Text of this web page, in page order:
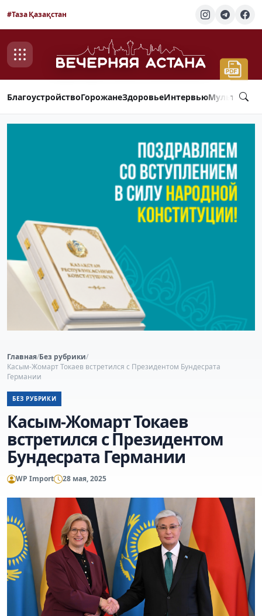
#Таза Қазақстан
БлагоустройствоГорожанеЗдоровьеИнтервью
Главная/Без рубрики/
Касым-Жомарт Токаев встретился с Президентом Бундесрата
Германии
БЕЗ РУБРИКИ
Касым-Жомарт Токаев
встретился с Президентом
Бундесрата Германии
WP Import 28 мая, 2025